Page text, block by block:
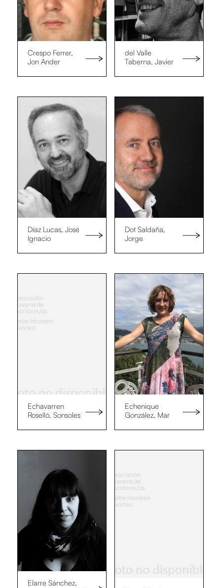
Crespo Ferrer,
Jon Ander
del Valle
Taberna, Javier
Díaz Lucas, José
Ignacio
Dot Saldaña,
Jorge
Echavarren
Roselló, Sonsoles
Echenique
González, Mar
Elarre Sánchez,